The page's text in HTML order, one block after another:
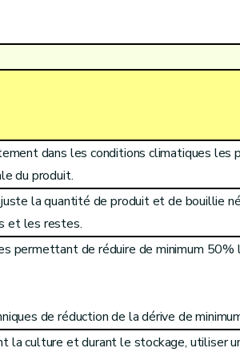
dans les conditions climatiques les
du produit.
la quantité de produit et de bouillie
et les restes.
permettant de réduire de minimum 50%
de réduction de la dérive de
la culture et durant le stockage, utiliser